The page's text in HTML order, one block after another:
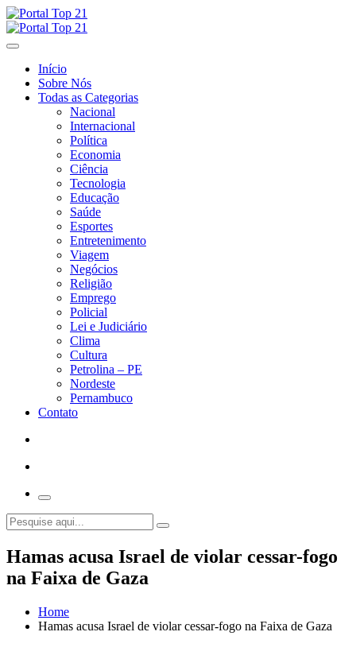
Skip
to
content
Início
Sobre Nós
Todas as Categorias
Nacional
Internacional
Política
Economia
Ciência
Tecnologia
Educação
Saúde
Esportes
Entretenimento
Viagem
Negócios
Religião
Emprego
Policial
Lei e Judiciário
Clima
Cultura
Petrolina – PE
Nordeste
Pernambuco
Contato
Hamas acusa Israel de violar cessar-fogo
na Faixa de Gaza
Home
Hamas acusa Israel de violar cessar-fogo na Faixa de Gaza